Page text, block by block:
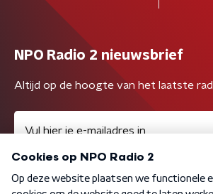
NPO Radio 2 nieuwsbrief
Altijd op de hoogte van het laatste